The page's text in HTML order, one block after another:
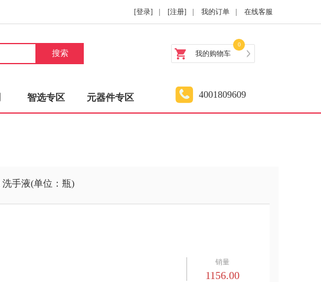
[登录] [注册] 我的订单 在线客服
搜索 我的购物车
0
智选专区 元器件专区 4001809609
洗手液(单位：瓶)
销量
1156.00